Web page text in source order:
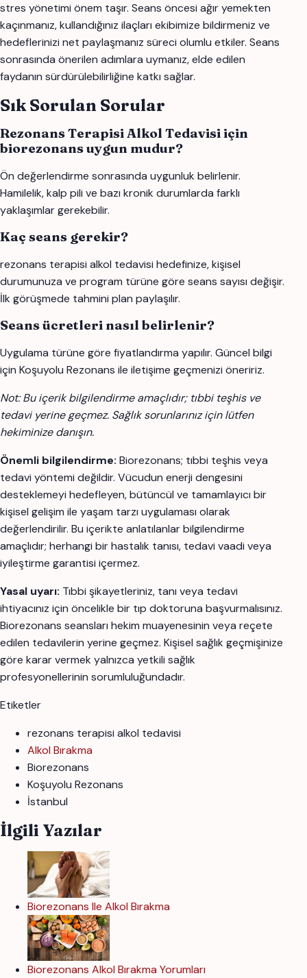
stres yönetimi önem taşır. Seans öncesi ağır yemekten
kaçınmanız, kullandığınız ilaçları ekibimize bildirmeniz ve
hedeflerinizi net paylaşmanız süreci olumlu etkiler. Seans
sonrasında önerilen adımlara uymanız, elde edilen
faydanın sürdürülebilirliğine katkı sağlar.
Sık Sorulan Sorular
Rezonans Terapisi Alkol Tedavisi için
biorezonans uygun mudur?
Ön değerlendirme sonrasında uygunluk belirlenir.
Hamilelik, kalp pili ve bazı kronik durumlarda farklı
yaklaşımlar gerekebilir.
Kaç seans gerekir?
rezonans terapisi alkol tedavisi hedefinize, kişisel
durumunuza ve program türüne göre seans sayısı değişir.
İlk görüşmede tahmini plan paylaşılır.
Seans ücretleri nasıl belirlenir?
Uygulama türüne göre fiyatlandırma yapılır. Güncel bilgi
için Koşuyolu Rezonans ile iletişime geçmenizi öneririz.
Not: Bu içerik bilgilendirme amaçlıdır; tıbbi teşhis ve
tedavi yerine geçmez. Sağlık sorunlarınız için lütfen
hekiminize danışın.
Önemli bilgilendirme: Biorezonans; tıbbi teşhis veya
tedavi yöntemi değildir. Vücudun enerji dengesini
desteklemeyi hedefleyen, bütüncül ve tamamlayıcı bir
kişisel gelişim ile yaşam tarzı uygulaması olarak
değerlendirilir. Bu içerikte anlatılanlar bilgilendirme
amaçlıdır; herhangi bir hastalık tanısı, tedavi vaadi veya
iyileştirme garantisi içermez.
Yasal uyarı: Tıbbi şikayetleriniz, tanı veya tedavi
ihtiyacınız için öncelikle bir tıp doktoruna başvurmalısınız.
Biorezonans seansları hekim muayenesinin veya reçete
edilen tedavilerin yerine geçmez. Kişisel sağlık geçmişinize
göre karar vermek yalnızca yetkili sağlık
profesyonellerinin sorumluluğundadır.
Etiketler
rezonans terapisi alkol tedavisi
Alkol Bırakma
Biorezonans
Koşuyolu Rezonans
İstanbul
İlgili Yazılar
Biorezonans Ile Alkol Bırakma
Biorezonans Alkol Bırakma Yorumları